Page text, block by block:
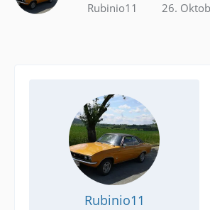
Rubinio11 26.
Rubinio11